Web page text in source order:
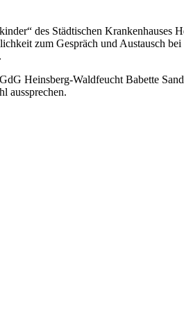
des Städtischen Krankenhauses
zum Gespräch und Austausch
Heinsberg-Waldfeucht Babette
aussprechen.